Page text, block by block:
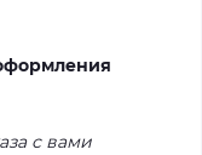
с вами